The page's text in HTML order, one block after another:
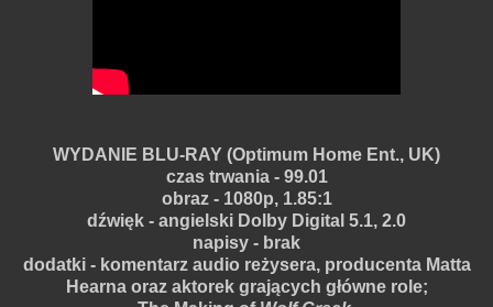
WYDANIE BLU-RAY (Optimum Home Ent., UK)
czas trwania - 99.01
obraz - 1080p, 1.85:1
dźwięk - angielski Dolby Digital 5.1, 2.0
napisy - brak
dodatki - komentarz audio reżysera, producenta Matta
Hearna oraz aktorek grających główne role;